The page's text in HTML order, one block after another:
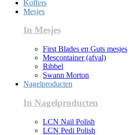
Koffers
Mesjes
In Mesjes
First Blades en Guts mesjes
Mescontainer (afval)
Ribbel
Swann Morton
Nagelproducten
In Nagelproducten
LCN Nail Polish
LCN Pedi Polish